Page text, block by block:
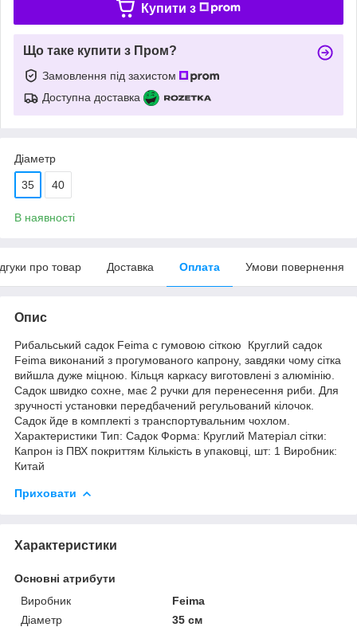
Купити з
Що таке купити з Пром?
Замовлення під захистом
Доступна доставка
Діаметр
35 40
В наявності
про товар Доставка Оплата Умови повернення
Опис
Рибальський садок Feima c гумовою сіткою Круглий садок
Feima виконаний з прогумованого капрону, завдяки чому сітка
вийшла дуже міцною. Кільця каркасу виготовлені з алюмінію.
Садок швидко сохне, має 2 ручки для перенесення риби. Для
зручності установки передбачений регульований кілочок.
Садок йде в комплекті з транспортувальним чохлом.
Характеристики Тип: Садок Форма: Круглий Матеріал сітки:
Капрон із ПВХ покриттям Кількість в упаковці, шт: 1 Виробник:
Китай
Приховати
Характеристики
Основні атрибути
Виробник
Feima
Діаметр
35 см